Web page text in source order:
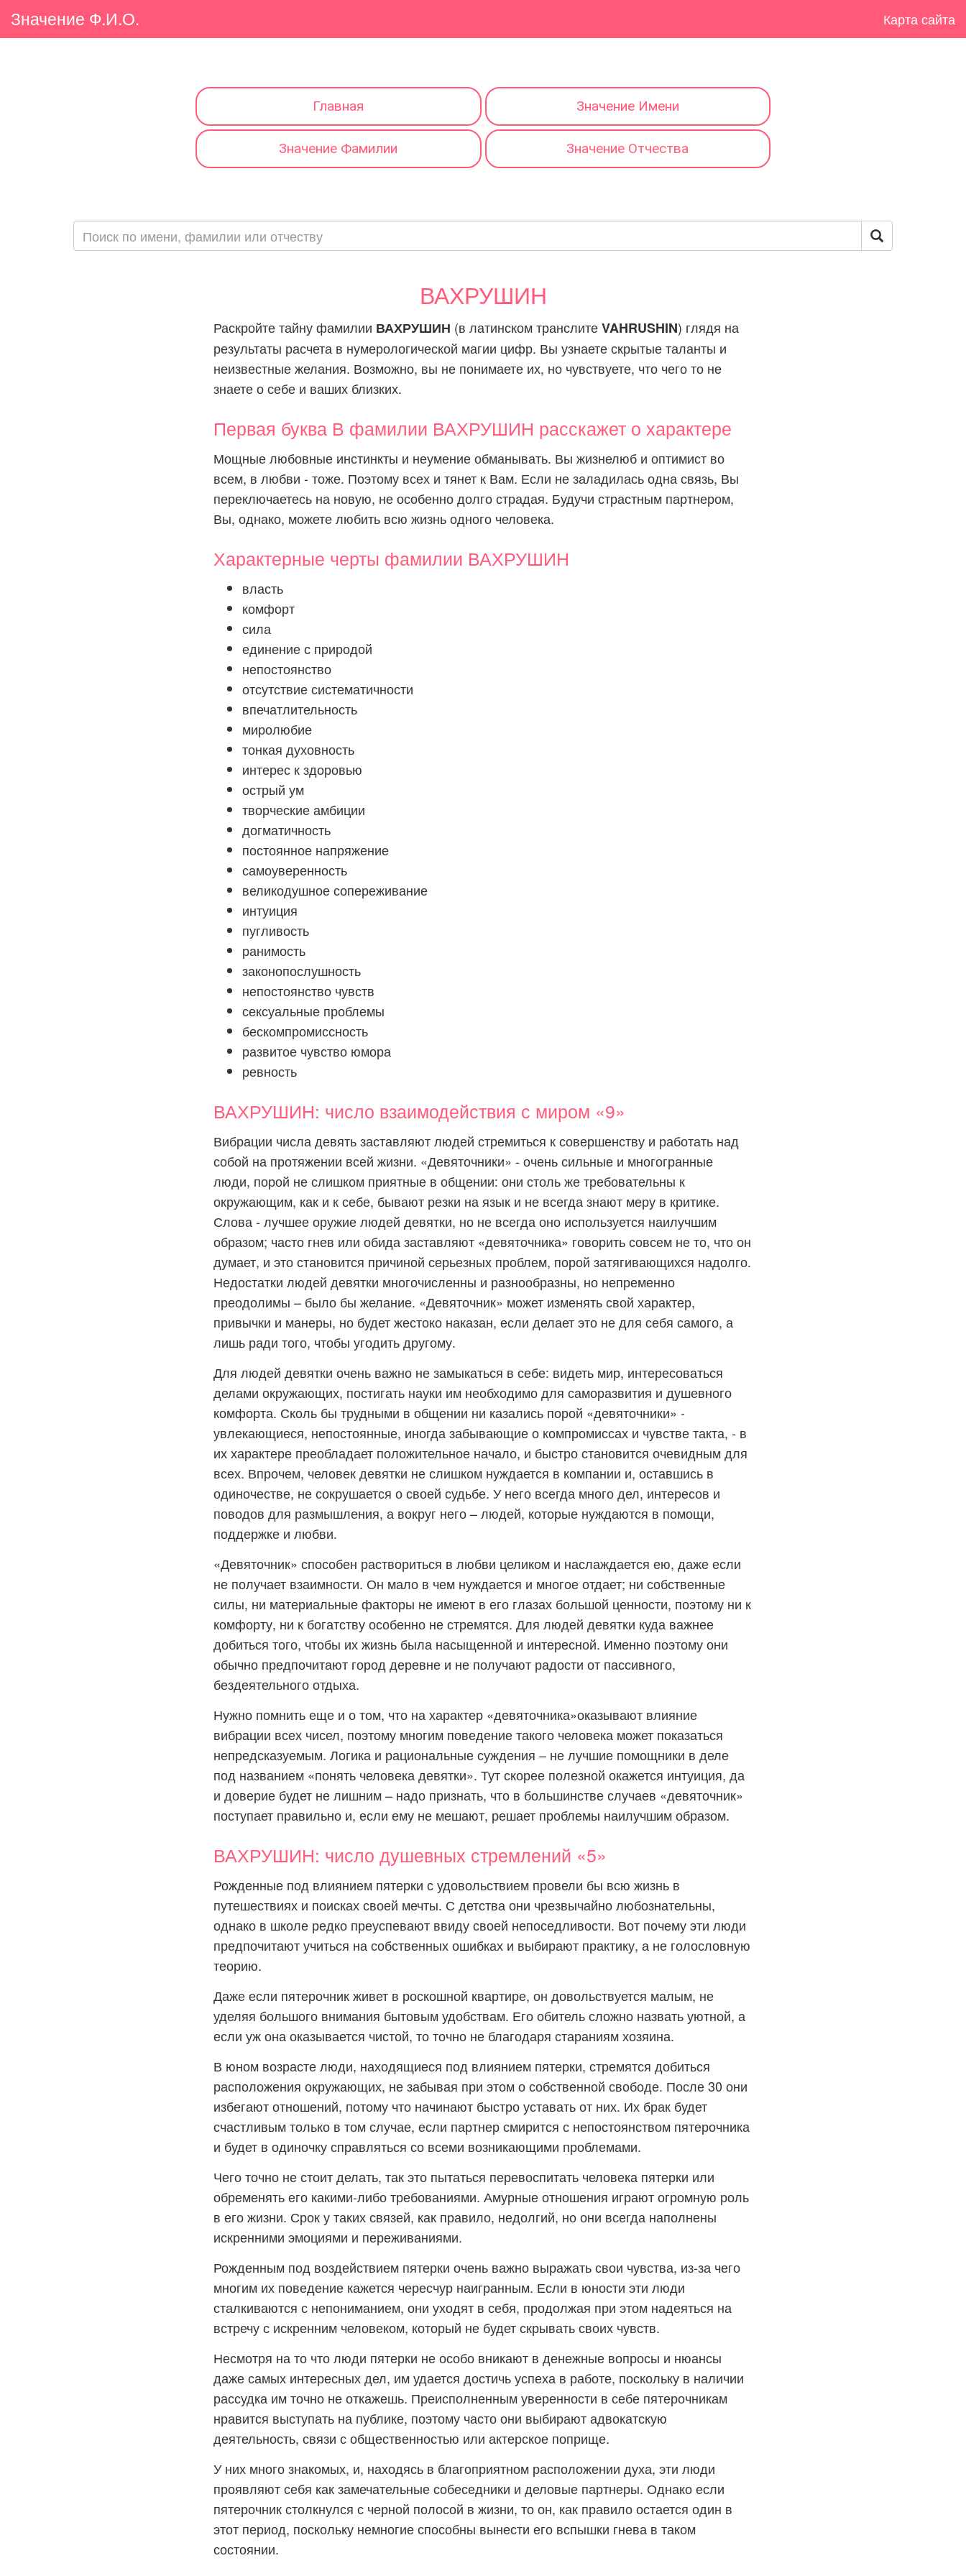
Значение Ф.И.О. Карта сайта
Главная Значение Имени
Значение Фамилии Значение Отчества
ВАХРУШИН
Раскройте тайну фамилии ВАХРУШИН (в латинском транслитеVAHRUSHIN) глядя на
результаты расчета в нумерологической магии цифр. Вы узнаете скрытые таланты и
неизвестные желания. Возможно, вы не понимаете их, но чувствуете, что чего то не
знаете о себе и ваших близких.
Первая буква В фамилии ВАХРУШИН расскажет о характере
Мощные любовные инстинкты и неумение обманывать. Вы жизнелюб и оптимист во
всем, в любви - тоже. Поэтому всех и тянет к Вам. Если не заладилась одна связь, Вы
переключаетесь на новую, не особенно долго страдая. Будучи страстным партнером,
Вы, однако, можете любить всю жизнь одного человека.
Характерные черты фамилии ВАХРУШИН
власть
комфорт
сила
единение с природой
непостоянство
отсутствие систематичности
впечатлительность
миролюбие
тонкая духовность
интерес к здоровью
острый ум
творческие амбиции
догматичность
постоянное напряжение
самоуверенность
великодушное сопереживание
интуиция
пугливость
ранимость
законопослушность
непостоянство чувств
сексуальные проблемы
бескомпромиссность
развитое чувство юмора
ревность
ВАХРУШИН: число взаимодействия с миром «9»
Вибрации числа девять заставляют людей стремиться к совершенству и работать над
собой на протяжении всей жизни. «Девяточники» - очень сильные и многогранные
люди, порой не слишком приятные в общении: они столь же требовательны к
окружающим, как и к себе, бывают резки на язык и не всегда знают меру в критике.
Слова - лучшее оружие людей девятки, но не всегда оно используется наилучшим
образом; часто гнев или обида заставляют «девяточника» говорить совсем не то, что он
думает, и это становится причиной серьезных проблем, порой затягивающихся надолго.
Недостатки людей девятки многочисленны и разнообразны, но непременно
преодолимы – было бы желание. «Девяточник» может изменять свой характер,
привычки и манеры, но будет жестоко наказан, если делает это не для себя самого, а
лишь ради того, чтобы угодить другому.
Для людей девятки очень важно не замыкаться в себе: видеть мир, интересоваться
делами окружающих, постигать науки им необходимо для саморазвития и душевного
комфорта. Сколь бы трудными в общении ни казались порой «девяточники» -
увлекающиеся, непостоянные, иногда забывающие о компромиссах и чувстве такта, - в
их характере преобладает положительное начало, и быстро становится очевидным для
всех. Впрочем, человек девятки не слишком нуждается в компании и, оставшись в
одиночестве, не сокрушается о своей судьбе. У него всегда много дел, интересов и
поводов для размышления, а вокруг него – людей, которые нуждаются в помощи,
поддержке и любви.
«Девяточник» способен раствориться в любви целиком и наслаждается ею, даже если
не получает взаимности. Он мало в чем нуждается и многое отдает; ни собственные
силы, ни материальные факторы не имеют в его глазах большой ценности, поэтому ни к
комфорту, ни к богатству особенно не стремятся. Для людей девятки куда важнее
добиться того, чтобы их жизнь была насыщенной и интересной. Именно поэтому они
обычно предпочитают город деревне и не получают радости от пассивного,
бездеятельного отдыха.
Нужно помнить еще и о том, что на характер «девяточника»оказывают влияние
вибрации всех чисел, поэтому многим поведение такого человека может показаться
непредсказуемым. Логика и рациональные суждения – не лучшие помощники в деле
под названием «понять человека девятки». Тут скорее полезной окажется интуиция, да
и доверие будет не лишним – надо признать, что в большинстве случаев «девяточник»
поступает правильно и, если ему не мешают, решает проблемы наилучшим образом.
ВАХРУШИН: число душевных стремлений «5»
Рожденные под влиянием пятерки с удовольствием провели бы всю жизнь в
путешествиях и поисках своей мечты. С детства они чрезвычайно любознательны,
однако в школе редко преуспевают ввиду своей непоседливости. Вот почему эти люди
предпочитают учиться на собственных ошибках и выбирают практику, а не голословную
теорию.
Даже если пятерочник живет в роскошной квартире, он довольствуется малым, не
уделяя большого внимания бытовым удобствам. Его обитель сложно назвать уютной, а
если уж она оказывается чистой, то точно не благодаря стараниям хозяина.
В юном возрасте люди, находящиеся под влиянием пятерки, стремятся добиться
расположения окружающих, не забывая при этом о собственной свободе. После 30 они
избегают отношений, потому что начинают быстро уставать от них. Их брак будет
счастливым только в том случае, если партнер смирится с непостоянством пятерочника
и будет в одиночку справляться со всеми возникающими проблемами.
Чего точно не стоит делать, так это пытаться перевоспитать человека пятерки или
обременять его какими-либо требованиями. Амурные отношения играют огромную роль
в его жизни. Срок у таких связей, как правило, недолгий, но они всегда наполнены
искренними эмоциями и переживаниями.
Рожденным под воздействием пятерки очень важно выражать свои чувства, из-за чего
многим их поведение кажется чересчур наигранным. Если в юности эти люди
сталкиваются с непониманием, они уходят в себя, продолжая при этом надеяться на
встречу с искренним человеком, который не будет скрывать своих чувств.
Несмотря на то что люди пятерки не особо вникают в денежные вопросы и нюансы
даже самых интересных дел, им удается достичь успеха в работе, поскольку в наличии
рассудка им точно не откажешь. Преисполненным уверенности в себе пятерочникам
нравится выступать на публике, поэтому часто они выбирают адвокатскую
деятельность, связи с общественностью или актерское поприще.
У них много знакомых, и, находясь в благоприятном расположении духа, эти люди
проявляют себя как замечательные собеседники и деловые партнеры. Однако если
пятерочник столкнулся с черной полосой в жизни, то он, как правило остается один в
этот период, поскольку немногие способны вынести его вспышки гнева в таком
состоянии.